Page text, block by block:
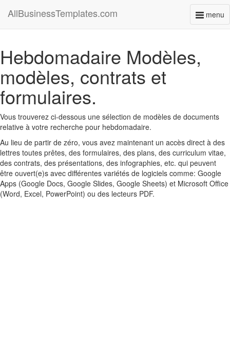
menu
AllBusinessTemplates.com
Hebdomadaire Modèles,
modèles, contrats et
formulaires.
Vous trouverez ci-dessous une sélection de modèles de documents
relative à votre recherche pour hebdomadaire.
Au lieu de partir de zéro, vous avez maintenant un accès direct à des
lettres toutes prêtes, des formulaires, des plans, des curriculum vitae,
des contrats, des présentations, des infographies, etc. qui peuvent
être ouvert(e)s avec différentes variétés de logiciels comme: Google
Apps (Google Docs, Google Slides, Google Sheets) et Microsoft Office
(Word, Excel, PowerPoint) ou des lecteurs PDF.